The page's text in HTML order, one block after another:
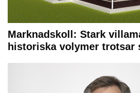
Marknadskoll: Stark
historiska volymer trotsar